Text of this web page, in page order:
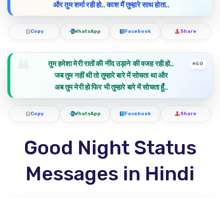
और तुम शर्मा रही हो.. काश मैं तुम्हारे साथ होता..
Copy WhatsApp Facebook Share
तुम हमेशा मेरी रातों की नींद उड़ाने की वजह रही हो..
जब तुम नहीं थी तो तुम्हारे बारे में सोचता था और
अब तुम मेरी हो फिर भी तुम्हारे बारे में सोचता हूँ..
#50
Copy WhatsApp Facebook Share
Good Night Status
Messages in Hindi